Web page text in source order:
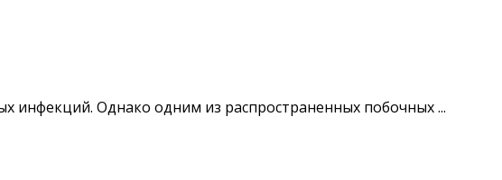
инфекций. Однако одним из распространенных побочных ...